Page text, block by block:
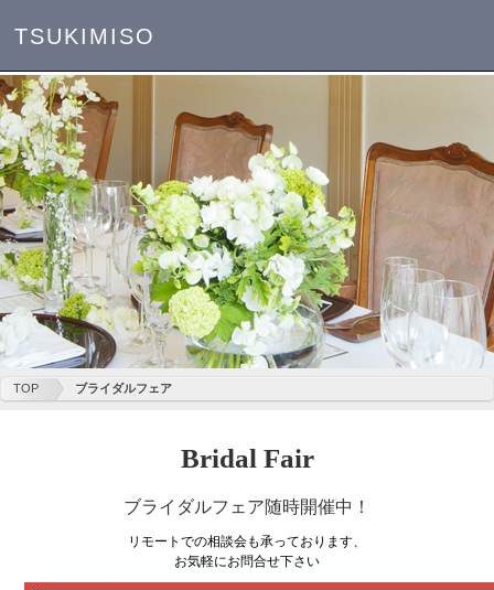
TSUKIMISO
TOP ブライダルフェア
Bridal Fair
ブライダルフェア随時開催中！
リモートでの相談会も承っております、
お気軽にお問合せ下さい